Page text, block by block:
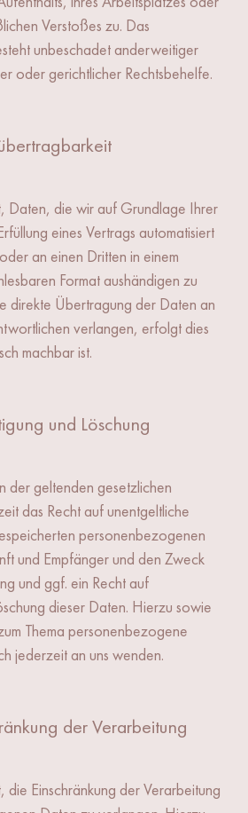
Verstoßes zu. Das
unbeschadet anderweitiger
oder gerichtlicher Rechtsbehelfe.
Daten, die wir auf Grundlage Ihrer
eines Vertrags automatisiert
an einen Dritten in einem
Format aushändigen zu
direkte Übertragung der Daten an
verlangen, erfolgt dies
machbar ist.
und Löschung
der geltenden gesetzlichen
das Recht auf unentgeltliche
personenbezogenen
und Empfänger und den Zweck
und ggf. ein Recht auf
dieser Daten. Hierzu sowie
Thema personenbezogene
jederzeit an uns wenden.
der Verarbeitung
die Einschränkung der Verarbeitung